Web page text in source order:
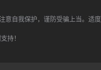
自我保护，谨防受骗上当。适
持！